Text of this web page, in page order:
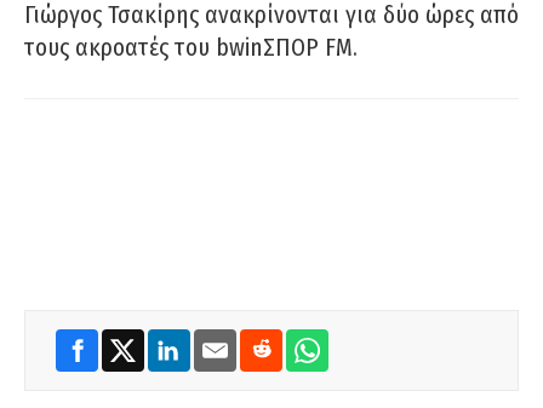
Γιώργος Τσακίρης ανακρίνονται για δύο ώρες από
τους ακροατές του bwinΣΠΟΡ FM.